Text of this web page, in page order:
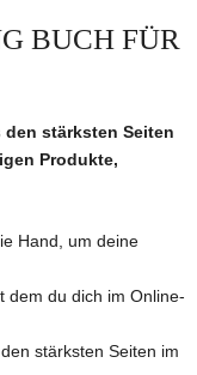
BUCH FÜR
stärksten Seiten
Produkte,
Hand, um deine
dem du dich im Online-
stärksten Seiten im